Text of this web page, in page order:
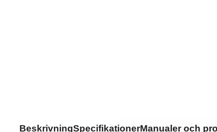
BeskrivningSpecifikationerManualer och